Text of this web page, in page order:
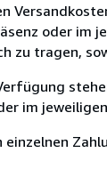
oder im
zu tragen,
im
einzelnen